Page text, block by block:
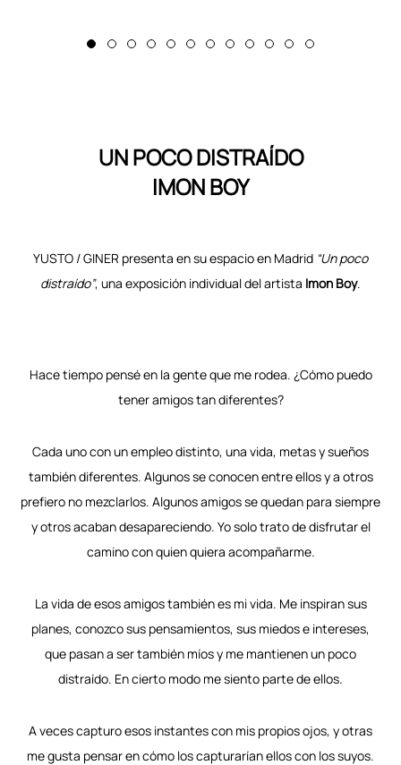
UN POCO DISTRAÍDO
IMON BOY
YUSTO / GINER presenta en su espacio en Madrid “Un poco
distraído”, una exposición individual del artista Imon Boy.
Hace tiempo pensé en la gente que me rodea. ¿Cómo puedo
tener amigos tan diferentes?
Cada uno con un empleo distinto, una vida, metas y sueños
también diferentes. Algunos se conocen entre ellos y a otros
prefiero no mezclarlos. Algunos amigos se quedan para siempre
y otros acaban desapareciendo. Yo solo trato de disfrutar el
camino con quien quiera acompañarme.
La vida de esos amigos también es mi vida. Me inspiran sus
planes, conozco sus pensamientos, sus miedos e intereses,
que pasan a ser también míos y me mantienen un poco
distraído. En cierto modo me siento parte de ellos.
A veces capturo esos instantes con mis propios ojos, y otras
me gusta pensar en cómo los capturarían ellos con los suyos.